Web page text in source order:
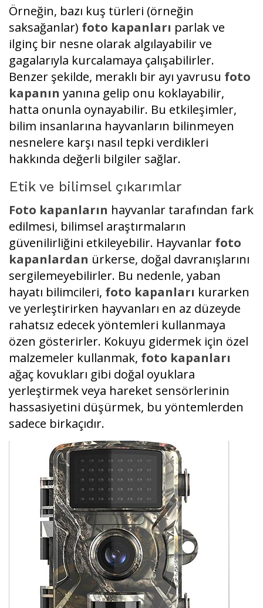
Örneğin, bazı kuş türleri (örneğin
saksağanlar) foto kapanları parlak ve
ilginç bir nesne olarak algılayabilir ve
gagalarıyla kurcalamaya çalışabilirler.
Benzer şekilde, meraklı bir ayı yavrusu foto
kapanın yanına gelip onu koklayabilir,
hatta onunla oynayabilir. Bu etkileşimler,
bilim insanlarına hayvanların bilinmeyen
nesnelere karşı nasıl tepki verdikleri
hakkında değerli bilgiler sağlar.
Etik ve bilimsel çıkarımlar
Foto kapanların hayvanlar tarafından fark
edilmesi, bilimsel araştırmaların
güvenilirliğini etkileyebilir. Hayvanlar foto
kapanlardan ürkerse, doğal davranışlarını
sergilemeyebilirler. Bu nedenle, yaban
hayatı bilimcileri, foto kapanları kurarken
ve yerleştirirken hayvanları en az düzeyde
rahatsız edecek yöntemleri kullanmaya
özen gösterirler. Kokuyu gidermek için özel
malzemeler kullanmak, foto kapanları
ağaç kovukları gibi doğal oyuklara
yerleştirmek veya hareket sensörlerinin
hassasiyetini düşürmek, bu yöntemlerden
sadece birkaçıdır.